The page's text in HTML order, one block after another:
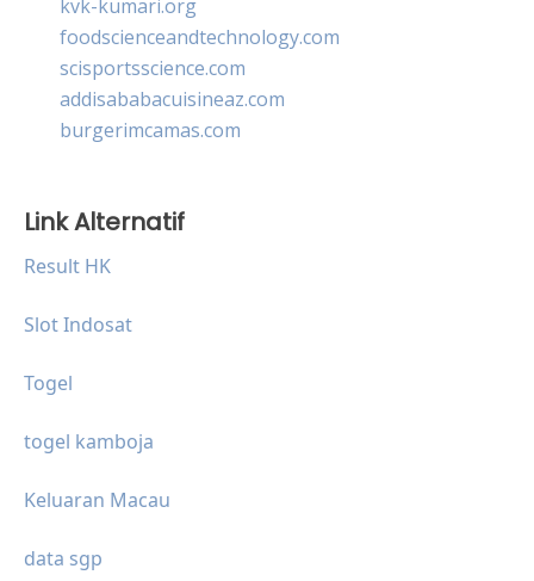
kvk-kumari.org
foodscienceandtechnology.com
scisportsscience.com
addisababacuisineaz.com
burgerimcamas.com
Link Alternatif
Result HK
Slot Indosat
Togel
togel kamboja
Keluaran Macau
data sgp